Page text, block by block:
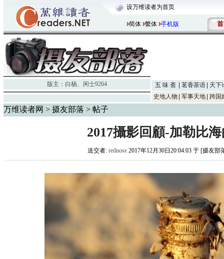
设万维读者为首页
简体 繁体 手机版 首
版主： 白杨、 闲士9264 五 味 斋 茗香茶语
天下
史地人物
军事天地 跨国
万维读者网 > 摄友部落 > 帖子
2017攝影回顧-加勒比
送交者: rednose 2017年12月30日20:04:03 于 [摄友部